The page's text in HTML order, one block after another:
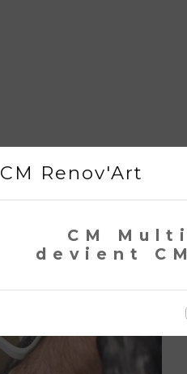
CM Renov'Art
CM
devient